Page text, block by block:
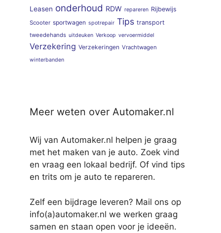
Leasen onderhoud RDW repareren Rijbewijs
Scooter sportwagen spotrepair Tips transport
tweedehands uitdeuken Verkoop vervoermiddel
Verzekering Verzekeringen Vrachtwagen
winterbanden
Meer weten over Automaker.nl
Wij van Automaker.nl helpen je graag
met het maken van je auto. Zoek vind
en vraag een lokaal bedrijf. Of vind tips
en trits om je auto te repareren.
Zelf een bijdrage leveren? Mail ons op
info(a)automaker.nl we werken graag
samen en staan open voor je ideeën.